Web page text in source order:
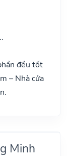
đều tốt
– Nhà cửa
Minh